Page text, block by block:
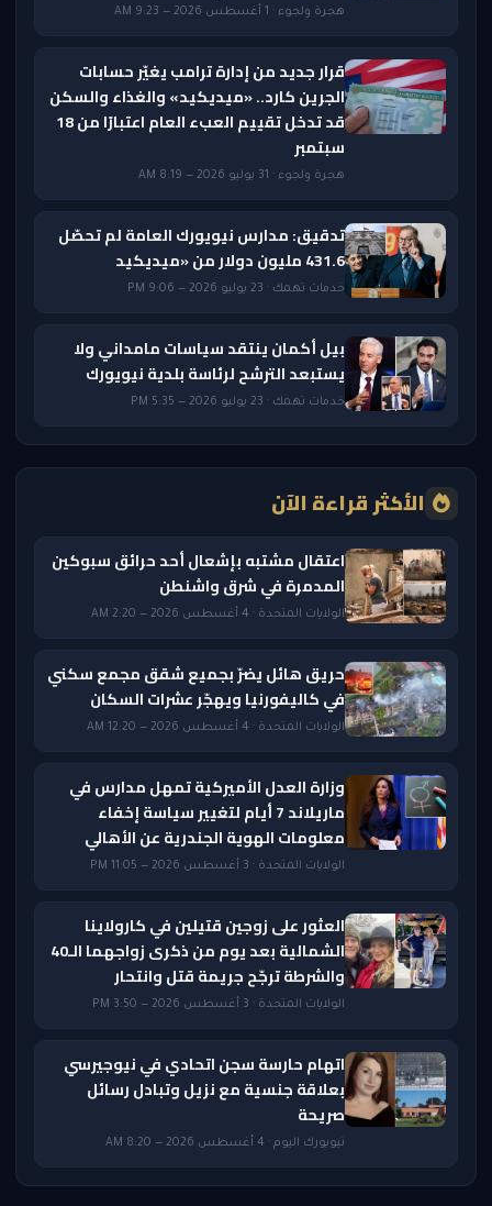
هجرة ولجوء · 1 أغسطس 2026 — 9:23 AM
قرار جديد من إدارة ترامب يغيّر حسابات
الجرين كارد.. «ميديكيد» والغذاء والسكن
قد تدخل تقييم العبء العام اعتبارًا من 18
سبتمبر
هجرة ولجوء · 31 يوليو 2026 — 8:19 AM
تدقيق: مدارس نيويورك العامة لم تحصّل
431.6 مليون دولار من «ميديكيد
خدمات تهمك · 23 يوليو 2026 — 9:06 PM
بيل أكمان ينتقد سياسات مامداني ولا
يستبعد الترشح لرئاسة بلدية نيويورك
خدمات تهمك · 23 يوليو 2026 — 5:35 PM
الأكثر قراءة الآن
اعتقال مشتبه بإشعال أحد حرائق سبوكين
المدمرة في شرق واشنطن
الولايات المتحدة · 4 أغسطس 2026 — 2:20 AM
حريق هائل يضرّ بجميع شقق مجمع سكني
في كاليفورنيا ويهجّر عشرات السكان
الولايات المتحدة · 4 أغسطس 2026 — 12:20 AM
وزارة العدل الأميركية تمهل مدارس في
ماريلاند 7 أيام لتغيير سياسة إخفاء
معلومات الهوية الجندرية عن الأهالي
الولايات المتحدة · 3 أغسطس 2026 — 11:05 PM
العثور على زوجين قتيلين في كارولاينا
الشمالية بعد يوم من ذكرى زواجهما الـ40
والشرطة ترجّح جريمة قتل وانتحار
الولايات المتحدة · 3 أغسطس 2026 — 3:50 PM
اتهام حارسة سجن اتحادي في نيوجيرسي
بعلاقة جنسية مع نزيل وتبادل رسائل
صريحة
نيويورك اليوم · 4 أغسطس 2026 — 8:20 AM